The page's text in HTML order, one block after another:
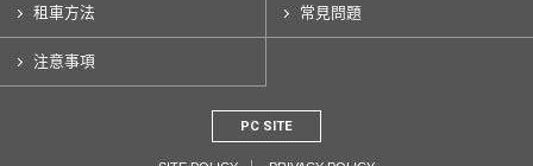
租車方法 常見問題
注意事項
PC SITE